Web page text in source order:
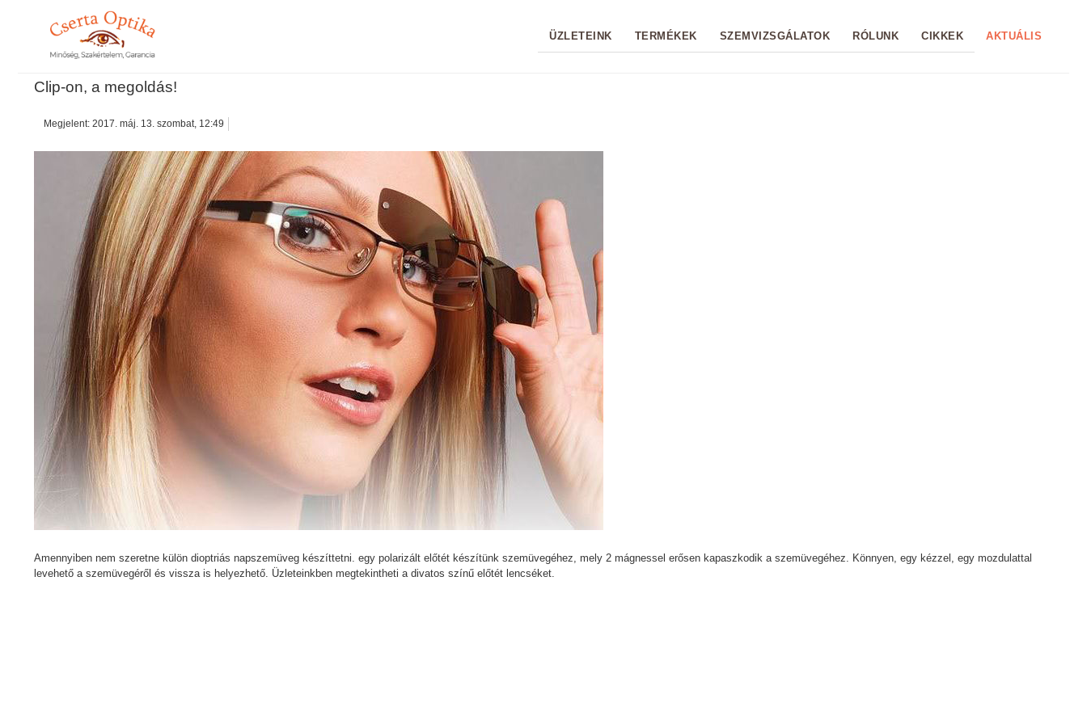
ÜZLETEINK TERMÉKEK SZEMVIZSGÁLATOK RÓLUNK CIKKEK AKTUÁLIS
Clip-on, a megoldás!
Megjelent: 2017. máj. 13. szombat, 12:49
Amennyiben nem szeretne külön dioptriás napszemüveg készíttetni. egy polarizált előtét készítünk szemüvegéhez, mely 2 mágnessel erősen kapaszkodik a szemüvegéhez. Könnyen, egy kézzel, egy mozdulattal
levehető a szemüvegéről és vissza is helyezhető. Üzleteinkben megtekintheti a divatos színű előtét lencséket.